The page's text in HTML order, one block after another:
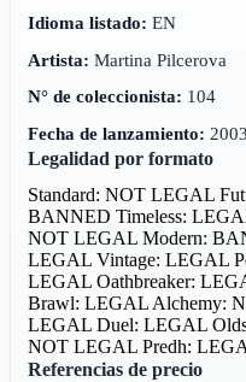
Idioma listado: EN
Artista: Martina Pilcerova
N° de coleccionista: 104
Fecha de lanzamiento:
Legalidad por formato
Standard: NOT LEGAL
BANNEDTimeless:
NOT LEGALModern:
LEGALVintage: LEGAL
LEGALOathbreaker:
Brawl: LEGAL Alchemy:
LEGALDuel: LEGAL
NOT LEGALPredh:
Referencias de precio